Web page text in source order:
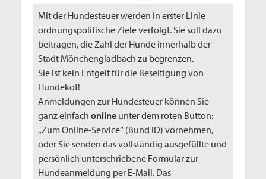
Mit der Hundesteuer werden in erster Linie
ordnungspolitische Ziele verfolgt. Sie soll dazu
beitragen, die Zahl der Hunde innerhalb der
Stadt Mönchengladbach zu begrenzen.
Sie ist kein Entgelt für die Beseitigung von
Hundekot!
Anmeldungen zur Hundesteuer können Sie
ganz einfach online unter dem roten Button:
„Zum Online-Service“ (Bund ID) vornehmen,
oder Sie senden das vollständig ausgefüllte und
persönlich unterschriebene Formular zur
Hundeanmeldung per E-Mail. Das